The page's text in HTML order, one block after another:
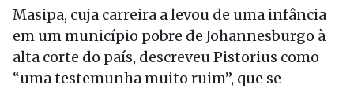
Masipa, cuja carreira a levou de uma infância
em um município pobre de Johannesburgo à
alta corte do país, descreveu Pistorius como
“uma testemunha muito ruim”, que se